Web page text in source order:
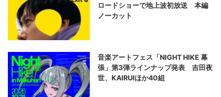
ロードショーで地上波初放送 本編
ノーカット
音楽アートフェス「NIGHT HIKE 幕
張」第3弾ラインナップ発表 吉田夜
世、KAIRUIほか40組